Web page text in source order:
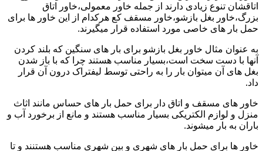
اتاقشان تنوع زیادی دارند از جمله خاور معمولی،خاور اتاق
بزرگ،خاور بغل بازشو،خاور مسقف کع هرکدام از این خاور ها برای
حمل بار های خاصی مورد استفاده قرار میگیرند.
به عنوان مثال خاور بغل بازشو برای بار های سنگین که بلند کردن
آنها با دست سخت است،بسیار مناسب هستند چرا که با باز شدن
بغل های آن میتوان بار را به راحتی توسط لیفتراک درون آن قرار
داد.
خاور های مسقف و اتاق دار برای حمل بار های حساس مانند اثاث
منزل و لوازم الکتریکی بسیار مناسب هستند و مانع از برخورد آب و
باران به بار میشوند.
خاور ها برای حمل بار های شهری و بین شهری مناسب هستنند و تا